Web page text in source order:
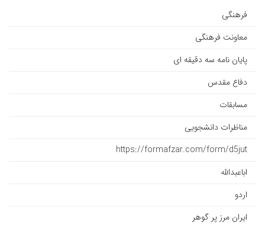
فرهنگی
معاونت فرهنگی
پایان نامه سه دقیقه ای
دفاع مقدس
مسابقات
مناظرات دانشجویی
https://formafzar.com/form/d5jut
اباعبدالله
اردو
ایران مرز پر گوهر